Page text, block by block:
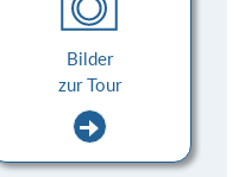
Bilder
zur Tour